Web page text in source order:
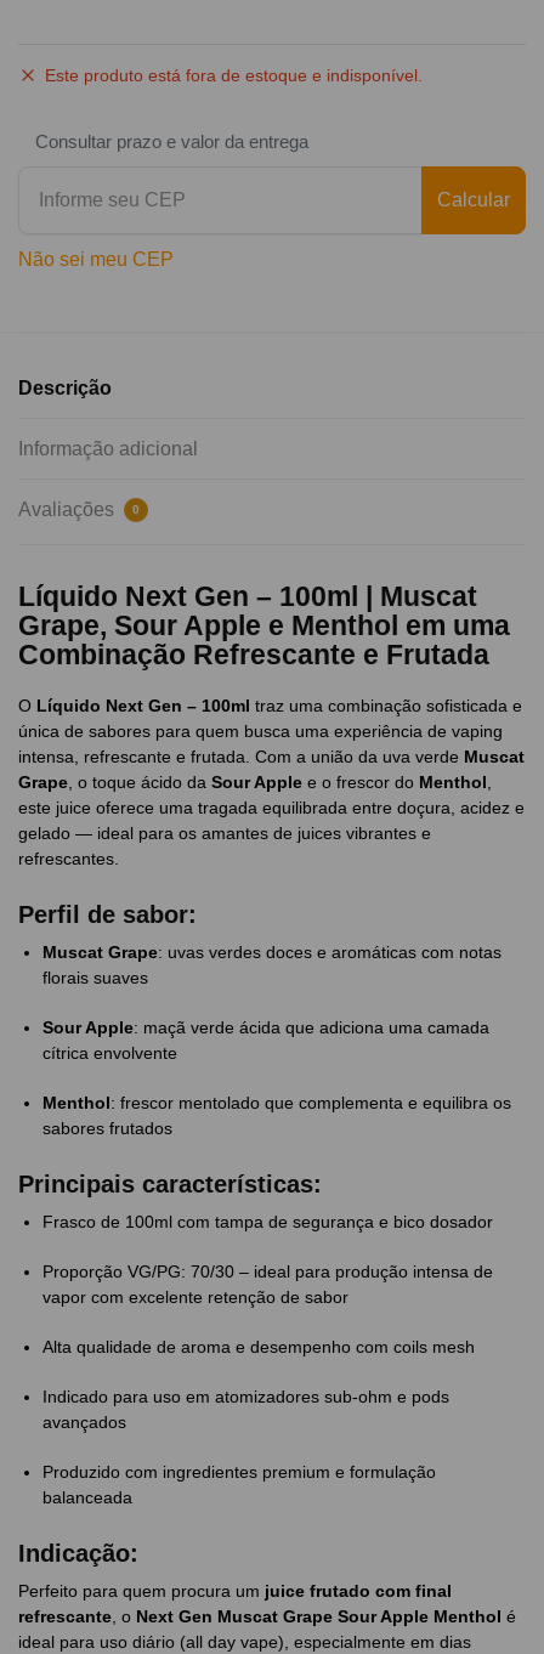
Este produto está fora de estoque e indisponível.
Consultar prazo e valor da entrega
Calcular
Não sei meu CEP
Descrição
Informação adicional
Avaliações 0
Líquido Next Gen – 100ml | Muscat
Grape, Sour Apple e Menthol em uma
Combinação Refrescante e Frutada
O Líquido Next Gen – 100ml traz uma combinação sofisticada e
única de sabores para quem busca uma experiência de vaping
intensa, refrescante e frutada. Com a união da uva verde Muscat
Grape , o toque ácido da Sour Apple e o frescor do Menthol
este juice oferece uma tragada equilibrada entre doçura, acidez e
gelado — ideal para os amantes de juices vibrantes e
refrescantes.
Perfil de sabor:
Muscat Grape: uvas verdes doces e aromáticas com notas
florais suaves
Sour Apple: maçã verde ácida que adiciona uma camada
cítrica envolvente
Menthol: frescor mentolado que complementa e equilibra os
sabores frutados
Principais características:
Frasco de 100ml com tampa de segurança e bico dosador
Proporção VG/PG: 70/30 – ideal para produção intensa de
vapor com excelente retenção de sabor
Alta qualidade de aroma e desempenho com coils mesh
Indicado para uso em atomizadores sub-ohm e pods
avançados
Produzido com ingredientes premium e formulação
balanceada
Indicação:
Perfeito para quem procura um juice frutado com final
refrescante, o Next Gen Muscat Grape Sour Apple Menthol é
ideal para uso diário (all day vape), especialmente em dias